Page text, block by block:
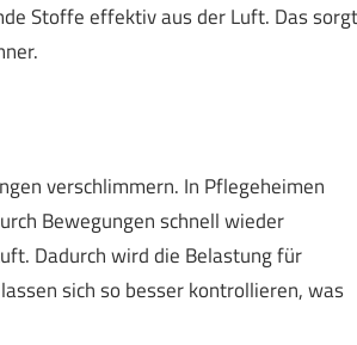
Stoffe effektiv aus der Luft. Das sorgt
verschlimmern. In Pflegeheimen
Bewegungen schnell wieder
Dadurch wird die Belastung für
sich so besser kontrollieren, was